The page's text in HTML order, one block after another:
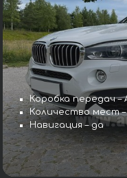
Коробка передач
Количество мест
Навигация – да